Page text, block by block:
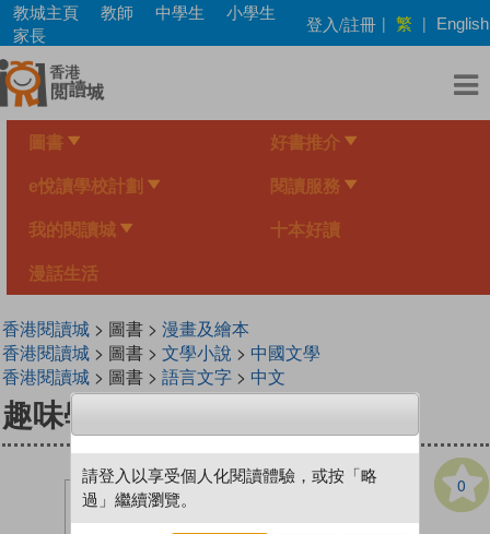
Skip
main
content
教城主頁 教師 中學生
小學生
家長
登入/註冊 | 繁 | English
圖書 好書推介
e悅讀學校計劃 閱讀服務
我的閱讀城 十本好讀
漫話生活
香港閱讀城> 圖書 > 漫畫及繪本
香港閱讀城> 圖書 > 文學小說 > 中國文學
香港閱讀城> 圖書 > 語言文字> 中文
趣味學古文（唐代篇）
0
請登入以享受個人化閱讀體驗，或按「略
過」繼續瀏覽。